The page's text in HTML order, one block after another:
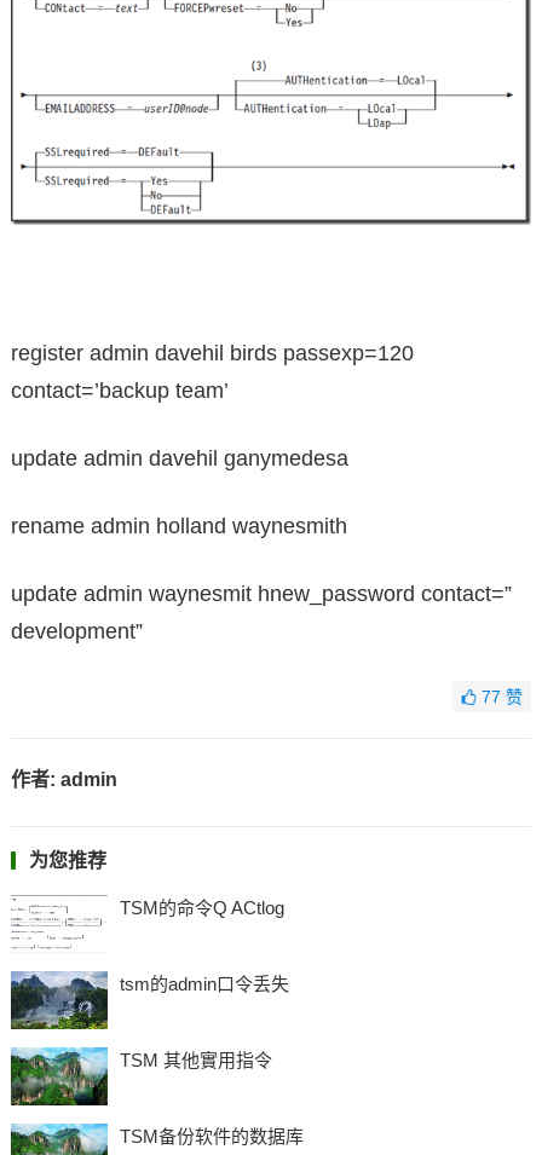
register admin davehil birds passexp=120
contact=’backup team’
update admin davehil ganymedesa
rename admin holland waynesmith
update admin waynesmit hnew_password contact=”
development”
77赞
作者: admin
为您推荐
TSM的命令Q ACtlog
tsm的admin口令丢失
TSM 其他實用指令
TSM备份软件的数据库